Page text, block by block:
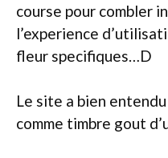
course pour combler
l’experience
fleur specifiques…D
Le site a bien
comme timbre gout